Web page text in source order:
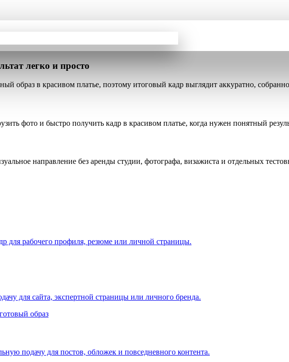
легко и просто
образ в красивом платье, поэтому итоговый кадр выглядит аккуратно,
фото и быстро получить кадр в красивом платье, когда нужен понятный
направление без аренды студии, фотографа, визажиста и отдельных
для рабочего профиля, резюме или личной страницы.
для сайта, экспертной страницы или личного бренда.
подачу для постов, обложек и повседневного контента.